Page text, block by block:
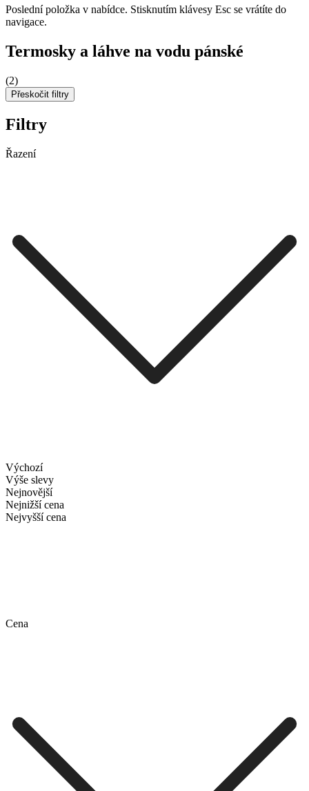
Poslední položka v nabídce. Stisknutím klávesy Esc se vrátíte do
navigace.
Termosky a láhve na vodu pánské
(2)
Přeskočit filtry
Filtry
Řazení
Výchozí
Výše slevy
Nejnovější
Nejnižší cena
Nejvyšší cena
Cena